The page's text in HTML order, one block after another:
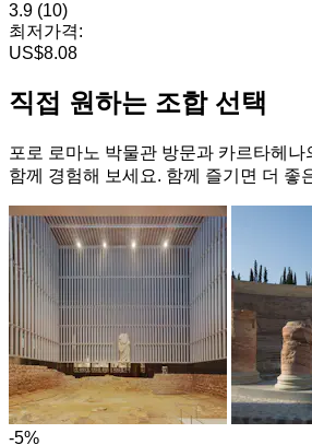
3.9 (10)
최저가격:
US$8.08
직접 원하는 조합 선택
포로 로마노 박물관 방문과 카르타헤나
함께 경험해 보세요. 함께 즐기면 더 좋
-5%